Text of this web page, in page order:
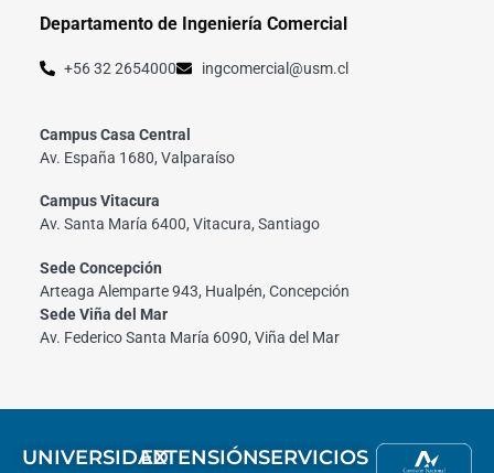
Departamento de Ingeniería Comercial
+56 32 2654000 ingcomercial@usm.cl
Campus Casa Central
Av. España 1680, Valparaíso
Campus Vitacura
Av. Santa María 6400, Vitacura, Santiago
Sede Concepción
Arteaga Alemparte 943, Hualpén, Concepción
Sede Viña del Mar
Av. Federico Santa María 6090, Viña del Mar
UNIVERSIDADEXTENSIÓNSERVICIOS